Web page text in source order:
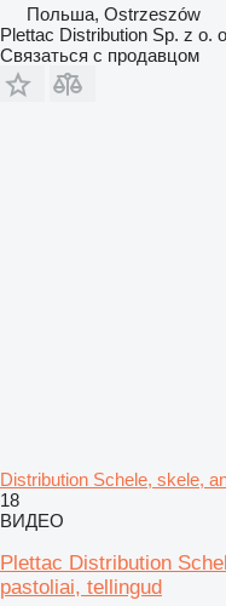
Польша, Ostrzeszów
Plettac Distribution Sp. z o.
Связаться с продавцом
Distribution Schele, skele,
18
ВИДЕО
Plettac Distribution
pastoliai, tellingud